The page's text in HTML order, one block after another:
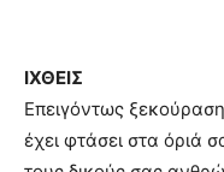
ΙΧΘEIΣ
Επειγόντως
έχει φτάσει στα όριά